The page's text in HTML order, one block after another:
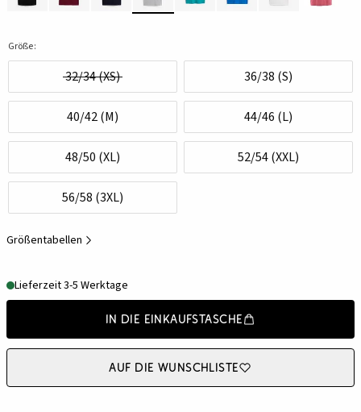
Größe:
32/34 (XS) 36/38 (S)
40/42 (M) 44/46 (L)
48/50 (XL) 52/54 (XXL)
56/58 (3XL)
Größentabellen
Lieferzeit 3-5 Werktage
In die Einkaufstasche
Auf die Wunschliste